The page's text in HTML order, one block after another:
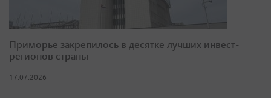
Приморье закрепилось в десятке лучших инвест-
регионов страны
17.07.2026